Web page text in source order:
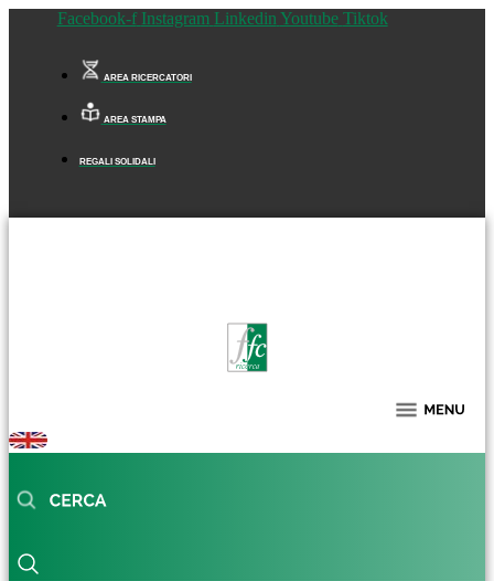
Facebook-f Instagram Linkedin Youtube Tiktok
AREA RICERCATORI
AREA STAMPA
REGALI SOLIDALI